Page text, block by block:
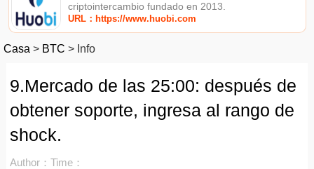
criptointercambio fundado en 2013.
URL：https://www.huobi.com
Casa > BTC > Info
9.Mercado de las 25:00: después de
obtener soporte, ingresa al rango de
shock.
Author： Time：